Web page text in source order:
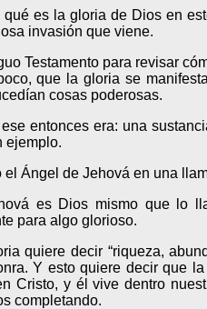
qué es la gloria de Dios en
invasión que viene.
Testamento para revisar
que la gloria se
cosas poderosas.
entonces era: una
ejemplo.
el Ángel de Jehová en una
es Dios mismo que lo
para algo glorioso.
quiere decir “riqueza,
Y esto quiere decir que
Cristo, y él vive dentro
completando.